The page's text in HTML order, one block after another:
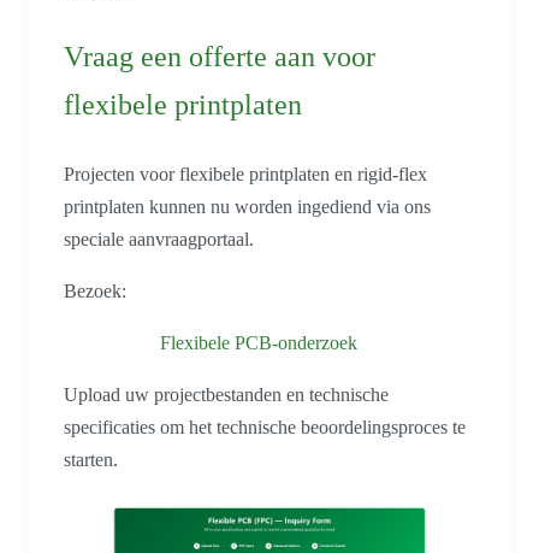
Vraag een offerte aan voor
flexibele printplaten
Projecten voor flexibele printplaten en rigid-flex
printplaten kunnen nu worden ingediend via ons
speciale aanvraagportaal.
Bezoek:
Flexibele PCB-onderzoek
Upload uw projectbestanden en technische
specificaties om het technische beoordelingsproces te
starten.